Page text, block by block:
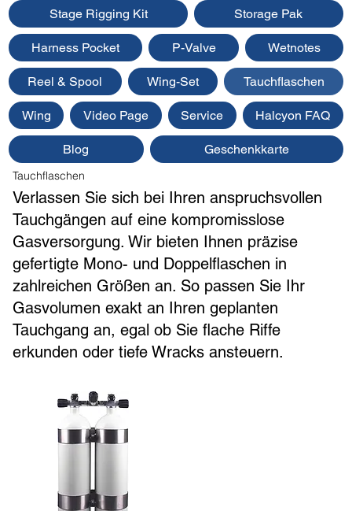
Stage Rigging Kit Storage Pak
Harness Pocket P-Valve Wetnotes
Reel & Spool Wing-Set Tauchflaschen
Wing Video Page Service Halcyon FAQ
Blog Geschenkkarte
Tauchflaschen
Verlassen Sie sich bei Ihren anspruchsvollen
Tauchgängen auf eine kompromisslose
Gasversorgung. Wir bieten Ihnen präzise
gefertigte Mono- und Doppelflaschen in
zahlreichen Größen an. So passen Sie Ihr
Gasvolumen exakt an Ihren geplanten
Tauchgang an, egal ob Sie flache Riffe
erkunden oder tiefe Wracks ansteuern.